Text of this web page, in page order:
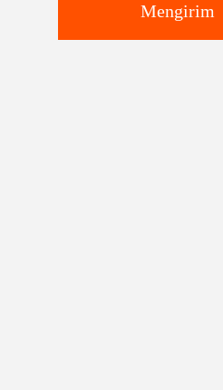
Mengirim